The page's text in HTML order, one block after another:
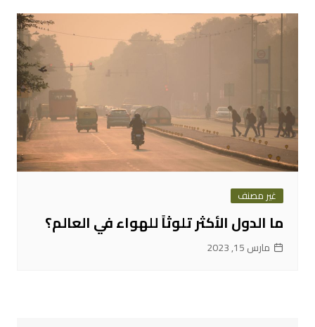
غير مصنف
ما الدول الأكثر تلوثاً للهواء في العالم؟
مارس 15, 2023